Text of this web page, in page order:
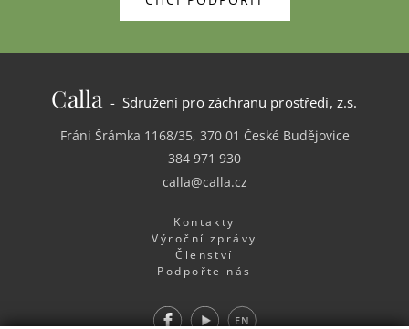
Calla- Sdružení pro záchranu prostředí, z.s.
Fráni Šrámka 1168/35, 370 01 České Budějovice
384 971 930
calla@calla.cz
Kontakty
Výroční zprávy
Členství
Podpořte nás
FacebookYoutube EN